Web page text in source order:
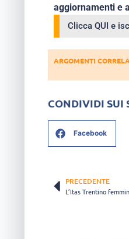
aggiornamenti e
Clicca QUI e
ARGOMENTI
CONDIVIDI SUI
Facebook
PRECEDENTE